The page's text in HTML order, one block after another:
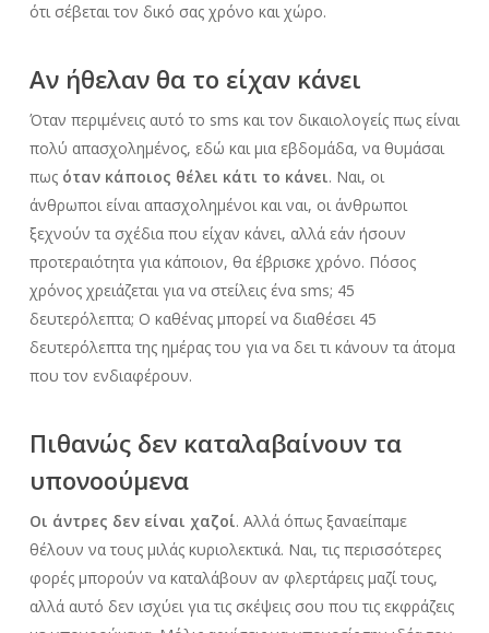
ότι σέβεται τον δικό σας χρόνο και χώρο.
Αν ήθελαν θα το είχαν κάνει
Όταν περιμένεις αυτό το sms και τον δικαιολογείς πως είναι
πολύ απασχολημένος, εδώ και μια εβδομάδα, να θυμάσαι
πως όταν κάποιος θέλει κάτι το κάνει. Ναι, οι
άνθρωποι είναι απασχολημένοι και ναι, οι άνθρωποι
ξεχνούν τα σχέδια που είχαν κάνει, αλλά εάν ήσουν
προτεραιότητα για κάποιον, θα έβρισκε χρόνο. Πόσος
χρόνος χρειάζεται για να στείλεις ένα sms; 45
δευτερόλεπτα; Ο καθένας μπορεί να διαθέσει 45
δευτερόλεπτα της ημέρας του για να δει τι κάνουν τα άτομα
που τον ενδιαφέρουν.
Πιθανώς δεν καταλαβαίνουν τα
υπονοούμενα
Οι άντρες δεν είναι χαζοί. Αλλά όπως ξαναείπαμε
θέλουν να τους μιλάς κυριολεκτικά. Ναι, τις περισσότερες
φορές μπορούν να καταλάβουν αν φλερτάρεις μαζί τους,
αλλά αυτό δεν ισχύει για τις σκέψεις σου που τις εκφράζεις